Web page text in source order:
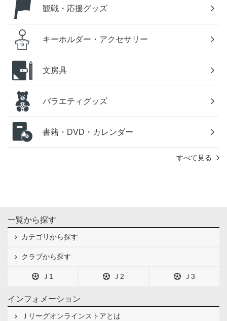
観戦・応援グッズ
キーホルダー・アクセサリー
文房具
バラエティグッズ
書籍・DVD・カレンダー
すべて見る
一覧から探す
カテゴリから探す
クラブから探す
Ｊ1 Ｊ2 Ｊ3
インフォメーション
Ｊリーグオンラインストアとは